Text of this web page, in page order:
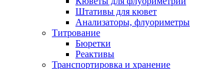
Штативы для кювет
Анализаторы, флуориметры
Титрование
Бюретки
Реактивы
Транспортировка и хранение